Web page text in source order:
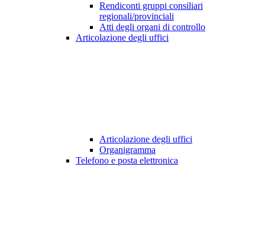
Rendiconti gruppi consiliari
regionali/provinciali
Atti degli organi di controllo
Articolazione degli uffici
Articolazione degli uffici
Organigramma
Telefono e posta elettronica